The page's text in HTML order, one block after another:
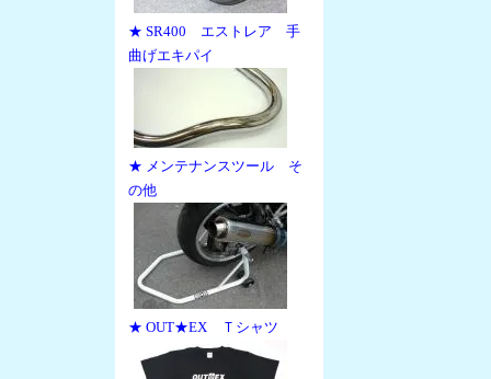
★ SR400 エストレア 手
曲げエキパイ
★ メンテナンスツール そ
の他
★ OUT★EX Ｔシャツ